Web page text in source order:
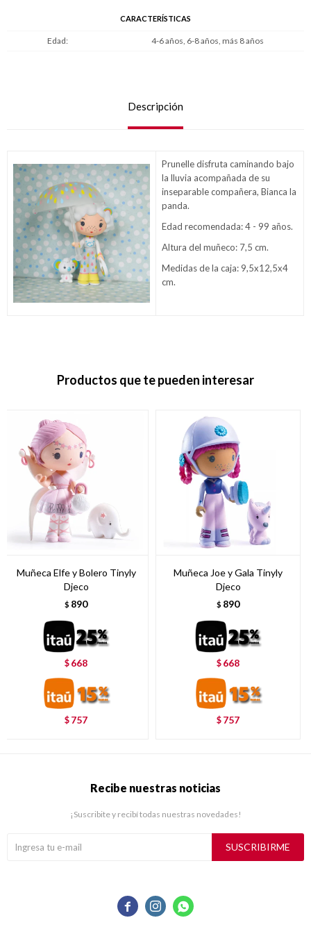
CARACTERÍSTICAS
Edad 4-6 años, 6-8 años, más 8 años
Descripción
Prunelle disfruta caminando bajo
la lluvia acompañada de su
inseparable compañera, Bianca la
panda.
Edad recomendada: 4 - 99 años.
Altura del muñeco: 7,5 cm.
Medidas de la caja: 9,5x12,5x4
cm.
Productos que te pueden interesar
Muñeca Elfe y Bolero Tinyly
Djeco
$ 890
$ 668
$ 757
Muñeca Joe y Gala Tinyly
Djeco
$ 890
$ 668
$ 757
  
Recibe nuestras noticias
¡Suscribite y recibí todas nuestras novedades!
SUSCRIBIRME